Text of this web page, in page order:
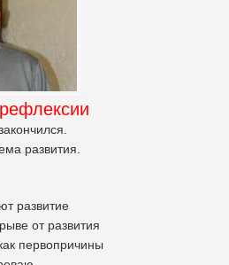
развития.
развитие
от развития
первопричины